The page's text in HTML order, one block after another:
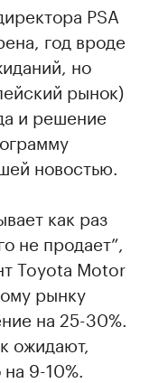
PSA
год вроде
но
рынок)
и решение
новостью.
как раз
не продает”,
Toyota Motor
рынку
на 25-30%.
ожидают,
9-10%.